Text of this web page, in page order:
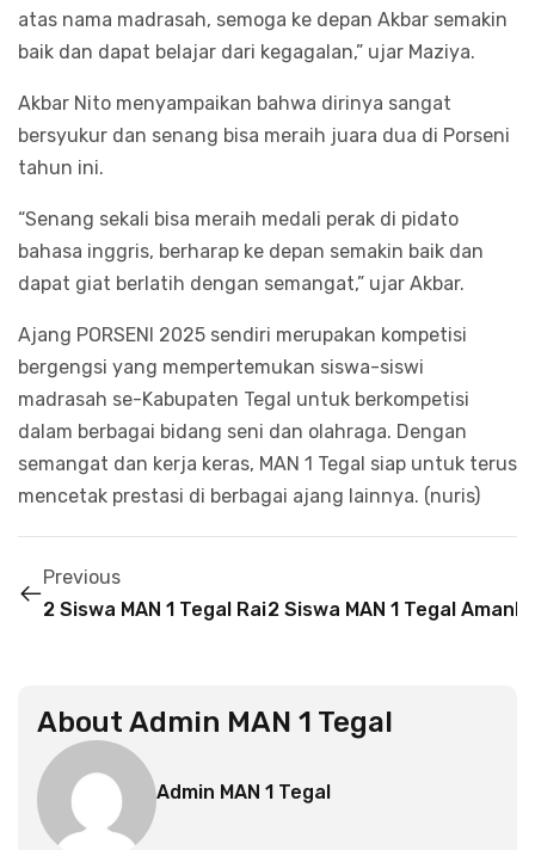
atas nama madrasah, semoga ke depan Akbar semakin
baik dan dapat belajar dari kegagalan,” ujar Maziya.
Akbar Nito menyampaikan bahwa dirinya sangat
bersyukur dan senang bisa meraih juara dua di Porseni
tahun ini.
“Senang sekali bisa meraih medali perak di pidato
bahasa inggris, berharap ke depan semakin baik dan
dapat giat berlatih dengan semangat,” ujar Akbar.
Ajang PORSENI 2025 sendiri merupakan kompetisi
bergengsi yang mempertemukan siswa-siswi
madrasah se-Kabupaten Tegal untuk berkompetisi
dalam berbagai bidang seni dan olahraga. Dengan
semangat dan kerja keras, MAN 1 Tegal siap untuk terus
mencetak prestasi di berbagai ajang lainnya. (nuris)
Previous
2 Siswa MAN 1 Tegal Raih Juara Pidato Bahasa
2 Siswa MAN 1 Tegal
About Admin MAN 1 Tegal
Admin MAN 1 Tegal